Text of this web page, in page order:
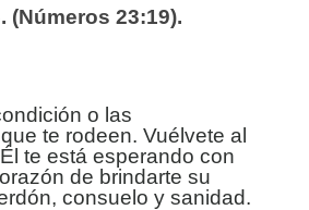
(Números 23:19).
o las
te rodeen. Vuélvete al
te está esperando con
de brindarte su
consuelo y sanidad.